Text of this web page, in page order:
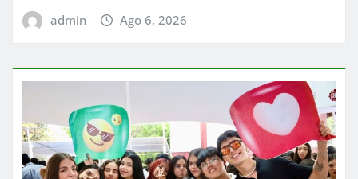
admin Ago 6, 2026